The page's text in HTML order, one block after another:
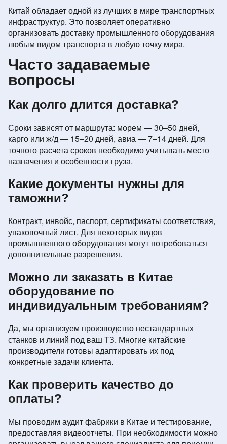
Китай обладает одной из лучших в мире транспортных
инфраструктур. Это позволяет оперативно
организовать доставку промышленного оборудования
любым видом транспорта в любую точку мира.
Часто задаваемые
вопросы
Как долго длится доставка?
Сроки зависят от маршрута: морем — 30–50 дней,
карго или ж/д — 15–20 дней, авиа — 7–14 дней. Для
точного расчета сроков необходимо учитывать место
назначения и особенности груза.
Какие документы нужны для
таможни?
Контракт, инвойс, паспорт, сертификаты соответствия,
упаковочный лист. Для некоторых видов
промышленного оборудования могут потребоваться
дополнительные разрешения.
Можно ли заказать в Китае
оборудование по
индивидуальным требованиям?
Да, мы организуем производство нестандартных
станков и линий под ваш ТЗ. Многие китайские
производители готовы адаптировать их под
конкретные задачи клиента.
Как проверить качество до
оплаты?
Мы проводим аудит фабрики в Китае и тестирование,
предоставляя видеоотчеты. При необходимости можно